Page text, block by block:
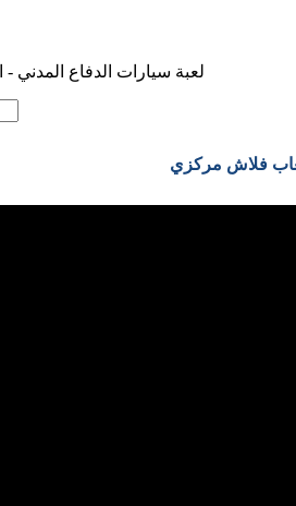
لعبة سيارات الدفاع
فلاش مركزي